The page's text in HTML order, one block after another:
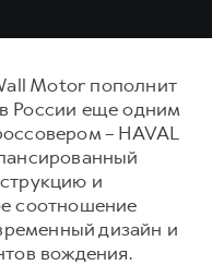
599 000 ₽
Motor пополнит
России еще одним
– HAVAL
и
соотношение
дизайн и
вождения.